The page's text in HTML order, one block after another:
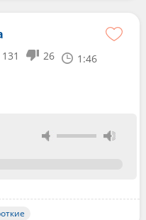
131 26 1:46